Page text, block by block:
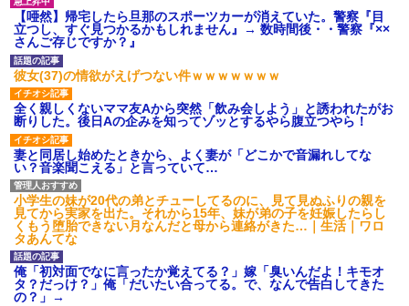
後続車にクラクションを鳴ら
され彼氏が逆切れ。「何クラク
ション鳴らしてんだ！降りてこ
いよ！」と怒鳴りだし...
【衝撃】報酬100万円超の治験
募集がこちらｗｗｗｗｗ(※画像
あり)
【ネット騒然】惨殺されたタ
ワマン頂き女子のこの動画、す
げえええええｗｗｗｗｗｗｗｗ
ｗｗｗ
【愕然】白のクラウン俺氏、
高速道路左車線を制限速度で走
った結果wwwwwwwwwwww
百年の恋12-899 食べた量を
張り合ってくる
【悲報】佐藤輝明・・・２軍
でも盛大にやらかす←あまり悲
しませないでくれ
【唖然】帰宅したら旦那のスポーツカーが消えていた。警察『目
立つし、すぐ見つかるかもしれません』→ 数時間後・・警察『××
さんご存じですか？』
彼女(37)の情欲がえげつない件ｗｗｗｗｗｗｗ
全く親しくないママ友Aから突然「飲み会しよう」と誘われたがお
断りした。後日Aの企みを知ってゾッとするやら腹立つやら！
妻と同居し始めたときから、よく妻が「どこかで音漏れしてな
い？音楽聞こえる」と言っていて…
小学生の妹が20代の弟とチューしてるのに、見て見ぬふりの親を
見てから実家を出た。それから15年、妹が弟の子を妊娠したらし
くもう堕胎できない月なんだと母から連絡がきた…｜生活｜ワロ
タあんてな
俺「初対面でなに言ったか覚えてる？」嫁「臭いんだよ！キモオ
タ？だっけ？」俺「だいたい合ってる。で、なんで告白してきた
の？」→